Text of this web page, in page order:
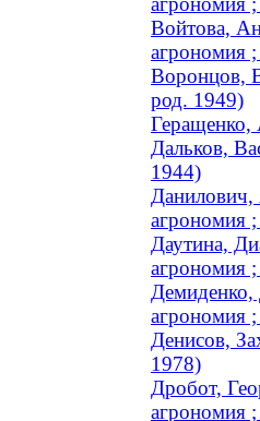
Войтова,
агрономия
Воронцов,
род. 1949)
Геращенко,
Дальков,
1944)
Данилович,
агрономия
Даутина,
агрономия
Демиденко,
агрономия
Денисов,
1978)
Дробот,
агрономия